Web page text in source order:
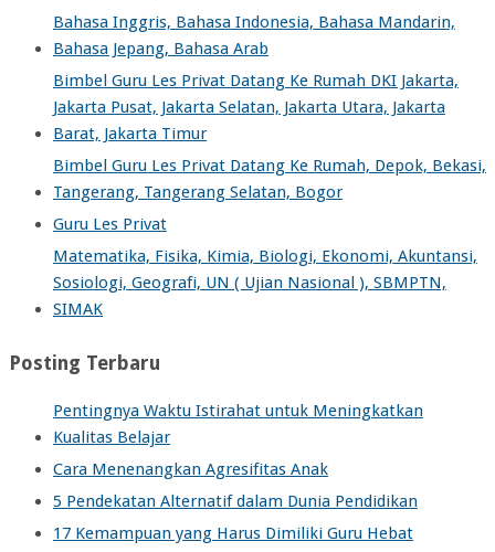
Bahasa Inggris, Bahasa Indonesia, Bahasa Mandarin,
Bahasa Jepang, Bahasa Arab
Bimbel Guru Les Privat Datang Ke Rumah DKI Jakarta,
Jakarta Pusat, Jakarta Selatan, Jakarta Utara, Jakarta
Barat, Jakarta Timur
Bimbel Guru Les Privat Datang Ke Rumah, Depok, Bekasi,
Tangerang, Tangerang Selatan, Bogor
Guru Les Privat
Matematika, Fisika, Kimia, Biologi, Ekonomi, Akuntansi,
Sosiologi, Geografi, UN ( Ujian Nasional ), SBMPTN,
SIMAK
Posting Terbaru
Pentingnya Waktu Istirahat untuk Meningkatkan
Kualitas Belajar
Cara Menenangkan Agresifitas Anak
5 Pendekatan Alternatif dalam Dunia Pendidikan
17 Kemampuan yang Harus Dimiliki Guru Hebat